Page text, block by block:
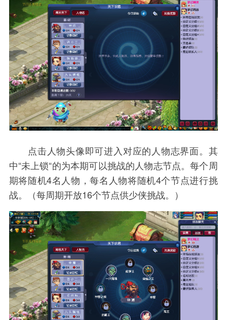
点击人物头像即可进入对应的人物志界面。其
中“未上锁“的为本期可以挑战的人物志节点。每个周
期将随机4名人物，每名人物将随机4个节点进行挑
战。（每周期开放16个节点供少侠挑战。）